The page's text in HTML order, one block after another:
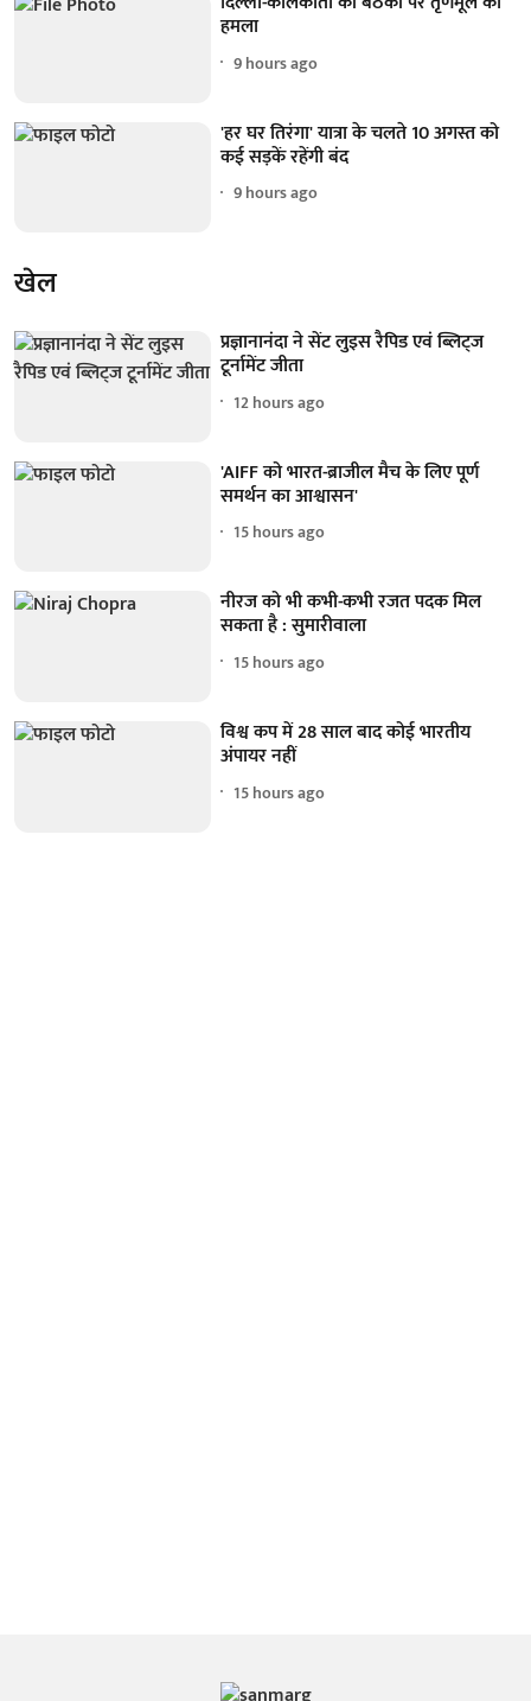
हमला
9 hours ago
'हर घर तिरंगा' यात्रा के चलते 10 अगस्त को
कई सड़कें रहेंगी बंद
9 hours ago
खेल
प्रज्ञानानंदा ने सेंट लुइस रैपिड एवं ब्लिट्ज
टूर्नामेंट जीता
12 hours ago
'AIFF को भारत-ब्राजील मैच के लिए पूर्ण
समर्थन का आश्वासन'
15 hours ago
नीरज को भी कभी-कभी रजत पदक मिल
सकता है : सुमारीवाला
15 hours ago
विश्व कप में 28 साल बाद कोई भारतीय
अंपायर नहीं
15 hours ago